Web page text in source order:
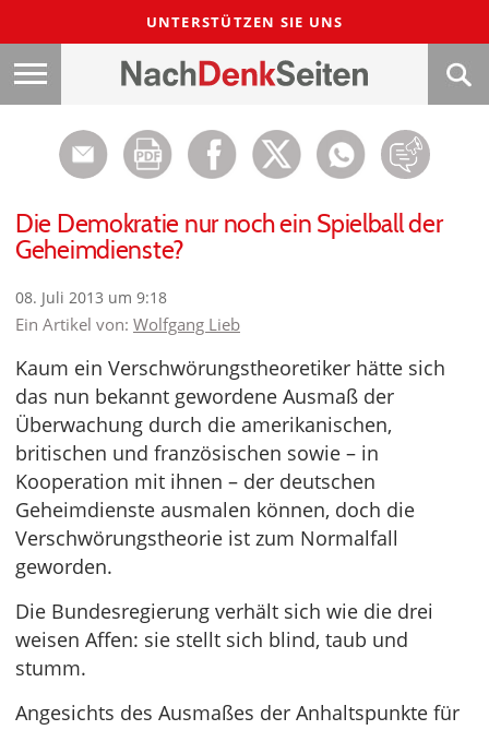
UNTERSTÜTZEN SIE UNS
Die Demokratie nur noch ein Spielball der
Geheimdienste?
08. Juli 2013 um 9:18
Ein Artikel von: Wolfgang Lieb
Kaum ein Verschwörungstheoretiker hätte sich
das nun bekannt gewordene Ausmaß der
Überwachung durch die amerikanischen,
britischen und französischen sowie – in
Kooperation mit ihnen – der deutschen
Geheimdienste ausmalen können, doch die
Verschwörungstheorie ist zum Normalfall
geworden.
Die Bundesregierung verhält sich wie die drei
weisen Affen: sie stellt sich blind, taub und
stumm.
Angesichts des Ausmaßes der Anhaltspunkte für